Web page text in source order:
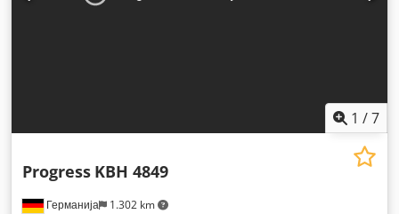
1 /7
Германија 1.302 km
Progress KBH 4849